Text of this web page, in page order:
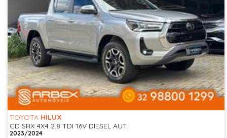
TOYOTA HILUX
CD SRX 4X4 2.8 TDI 16V DIESEL AUT.
2023/2024